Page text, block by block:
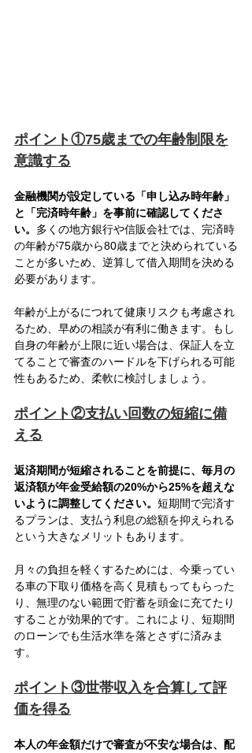
ポイント①75歳までの年齢制限を
意識する
金融機関が設定している「申し込み時年齢」
と「完済時年齢」を事前に確認してくださ
い。 多くの地方銀行や信販会社では、完済時
の年齢が75歳から80歳までと決められている
ことが多いため、逆算して借入期間を決める
必要があります。
年齢が上がるにつれて健康リスクも考慮され
るため、早めの相談が有利に働きます。もし
自身の年齢が上限に近い場合は、保証人を立
てることで審査のハードルを下げられる可能
性もあるため、柔軟に検討しましょう。
ポイント②支払い回数の短縮に備
える
返済期間が短縮されることを前提に、毎月の
返済額が年金受給額の20%から25%を超えな
いように調整してください。 短期間で完済す
るプランは、支払う利息の総額を抑えられる
という大きなメリットもあります。
月々の負担を軽くするためには、今乗ってい
る車の下取り価格を高く見積もってもらった
り、無理のない範囲で貯蓄を頭金に充てたり
することが効果的です。これにより、短期間
のローンでも生活水準を落とさずに済みま
す。
ポイント③世帯収入を合算して評
価を得る
本人の年金額だけで審査が不安な場合は、配